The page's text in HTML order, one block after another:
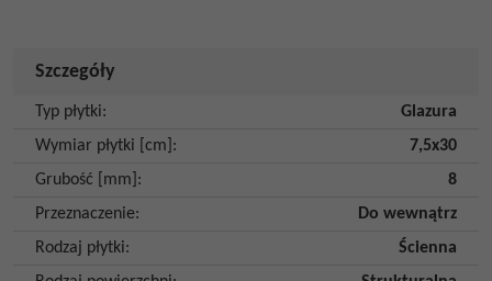
Szczegóły
Typ płytki:
Glazura
Wymiar płytki [cm] :
7,5x30
Grubość [mm] :
8
Przeznaczenie:
Do wewnątrz
Rodzaj płytki:
Ścienna